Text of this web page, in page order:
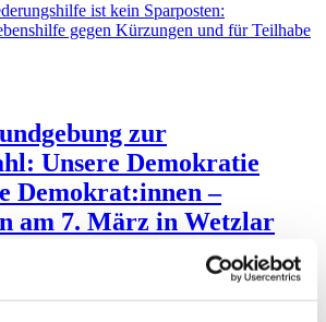
ist kein Sparposten:
gegen Kürzungen und für Teilhabe
zur
Unsere Demokratie
Demokrat:innen –
am 7. März in Wetzlar
und Kundgebung zur Kommunalwahl:
starke Demokrat:innen – Demonstration